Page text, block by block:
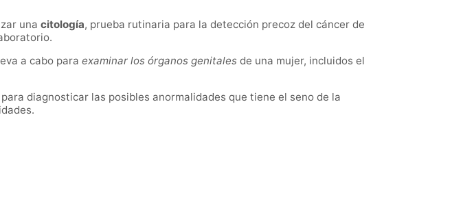
una citología, prueba rutinaria para la detección precoz del cáncer de
a cabo para examinar los órganos genitales de una mujer, incluidos el
diagnosticar las posibles anormalidades que tiene el seno de la